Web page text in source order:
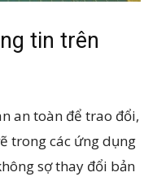
tin trên
an toàn để trao đổi,
trong các ứng dụng
sợ thay đổi bản